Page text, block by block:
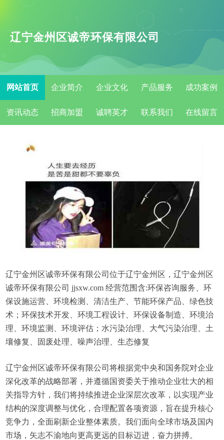
辽宁金州区诚帝环保有限公司
网站首页 企业简介 企业文化 产品服务 成功案例
资讯动态 招商加盟 诚聘英才 联系我们 在线留言
辽宁金州区诚帝环保有限公司位于辽宁金州区，辽宁金州区
诚帝环保有限公司 jjsxw.com 经营范围含:环保咨询服务、环
保设施运营、环境检测、清洁生产、节能环保产品、绿色技
术；环保技术开发、环境工程设计、环保设备制造、环境治
理、环境监测、环境评估；水污染治理、大气污染治理、土
壤修复、固废处理、噪声治理、生态修复
辽宁金州区诚帝环保有限公司将根据党中央和国务院对企业
深化改革的战略部署，并遵循国资委关于推动企业壮大的相
关指导方针，我们将持续推进企业深层次改革，以实现产业
结构的深度调整与优化，合理配置各项资源，旨在提升核心
竞争力，全面刷新企业整体素质。我们面向全球市场及国内
市场，矢志不渝地向更高更远的目标迈进，奋力拼搏。